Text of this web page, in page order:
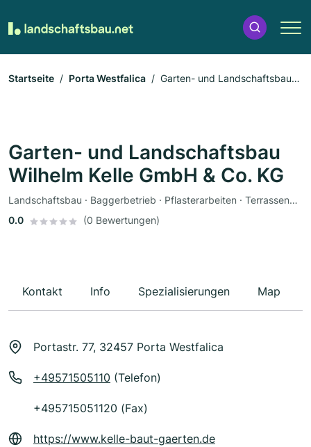
Startseite Porta Westfalica
Garten- und Landschaftsbau
Garten- und Landschaftsbau
Wilhelm Kelle GmbH & Co. KG
Landschaftsbau · Baggerbetrieb · Pflasterarbeiten · Terrassengestaltung · Friedhofsgärtnerei · Poolbau · Teichbau · Zaunbau
0.0
(0 Bewertungen)
Kontakt Info Spezialisierungen Map
Portastr. 77, 32457 Porta Westfalica
+49571505110 (Telefon)
+495715051120 (Fax)
https://www.kelle-baut-gaerten.de